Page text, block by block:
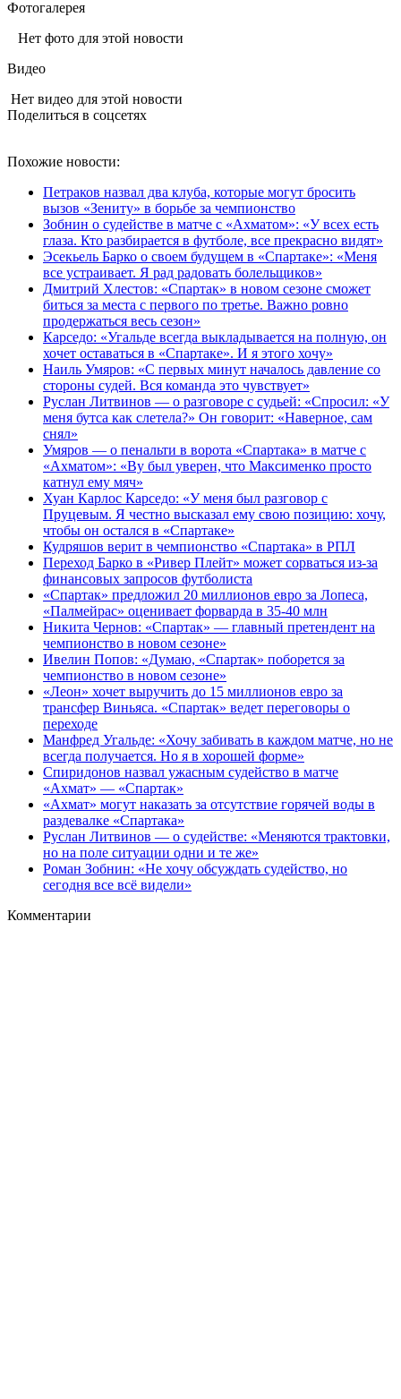
Фотогалерея
Нет фото для этой новости
Видео
Нет видео для этой новости
Поделиться в соцсетях
Похожие новости:
Петраков назвал два клуба, которые могут бросить
вызов «Зениту» в борьбе за чемпионство
Зобнин о судействе в матче с «Ахматом»: «У всех есть
глаза. Кто разбирается в футболе, все прекрасно видят»
Эсекьель Барко о своем будущем в «Спартаке»: «Меня
все устраивает. Я рад радовать болельщиков»
Дмитрий Хлестов: «Спартак» в новом сезоне сможет
биться за места с первого по третье. Важно ровно
продержаться весь сезон»
Карседо: «Угальде всегда выкладывается на полную, он
хочет оставаться в «Спартаке». И я этого хочу»
Наиль Умяров: «С первых минут началось давление со
стороны судей. Вся команда это чувствует»
Руслан Литвинов — о разговоре с судьей: «Спросил: «У
меня бутса как слетела?» Он говорит: «Наверное, сам
снял»
Умяров — о пенальти в ворота «Спартака» в матче с
«Ахматом»: «Ву был уверен, что Максименко просто
катнул ему мяч»
Хуан Карлос Карседо: «У меня был разговор с
Пруцевым. Я честно высказал ему свою позицию: хочу,
чтобы он остался в «Спартаке»
Кудряшов верит в чемпионство «Спартака» в РПЛ
Переход Барко в «Ривер Плейт» может сорваться из‑за
финансовых запросов футболиста
«Спартак» предложил 20 миллионов евро за Лопеса,
«Палмейрас» оценивает форварда в 35-40 млн
Никита Чернов: «Спартак» — главный претендент на
чемпионство в новом сезоне»
Ивелин Попов: «Думаю, «Спартак» поборется за
чемпионство в новом сезоне»
«Леон» хочет выручить до 15 миллионов евро за
трансфер Виньяса. «Спартак» ведет переговоры о
переходе
Манфред Угальде: «Хочу забивать в каждом матче, но не
всегда получается. Но я в хорошей форме»
Спиридонов назвал ужасным судейство в матче
«Ахмат» — «Спартак»
«Ахмат» могут наказать за отсутствие горячей воды в
раздевалке «Спартака»
Руслан Литвинов — о судействе: «Меняются трактовки,
но на поле ситуации одни и те же»
Роман Зобнин: «Не хочу обсуждать судейство, но
сегодня все всё видели»
Комментарии